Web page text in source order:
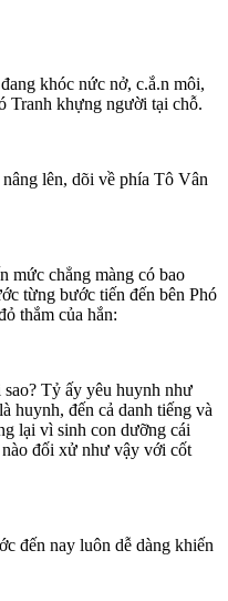
khóc nức nở, c.ắ.n môi,
Tranh khựng người tại chỗ.
lên, dõi về phía Tô Vân
mức chẳng màng có bao
từng bước tiến đến bên Phó
thắm của hắn:
Tỷ ấy yêu huynh như
huynh, đến cả danh tiếng và
lại vì sinh con dưỡng cái
đối xử như vậy với cốt
đến nay luôn dễ dàng khiến